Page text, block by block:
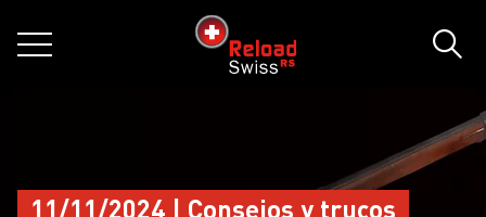
MENÚ
siteLogo
11/11/2024 | Consejos y trucos